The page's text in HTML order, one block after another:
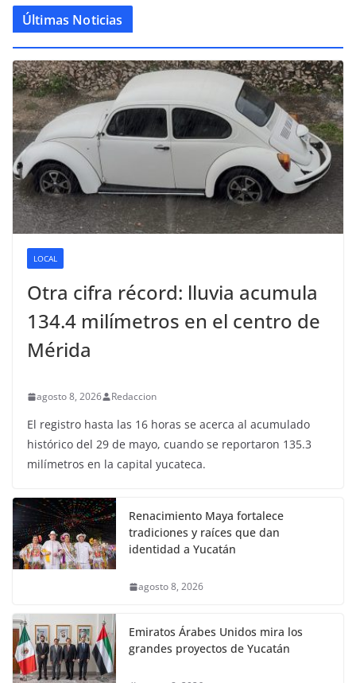
Últimas Noticias
LOCAL
Otra cifra récord: lluvia acumula
134.4 milímetros en el centro de
Mérida
agosto 8, 2026 Redaccion
El registro hasta las 16 horas se acerca al acumulado
histórico del 29 de mayo, cuando se reportaron 135.3
milímetros en la capital yucateca.
Renacimiento Maya fortalece
tradiciones y raíces que dan
identidad a Yucatán
agosto 8, 2026
Emiratos Árabes Unidos mira los
grandes proyectos de Yucatán